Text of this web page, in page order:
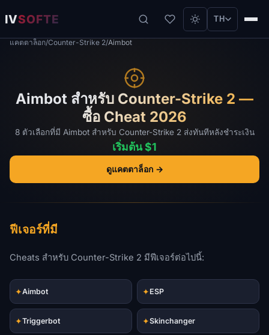
IVSOFTE TH
แคตตาล็อก/Counter-Strike 2/Aimbot
Aimbot สำหรับ Counter-Strike 2 —
ซื้อ Cheat 2026
8 ตัวเลือกที่มี Aimbot สำหรับ Counter-Strike 2 ส่งทันทีหลังชำระเงิน
เริ่มต้น $1
ดูแคตตาล็อก →
ฟีเจอร์ที่มี
Cheats สำหรับ Counter-Strike 2 มีฟีเจอร์ต่อไปนี้:
✦Aimbot ✦ESP
✦Triggerbot ✦Skinchanger